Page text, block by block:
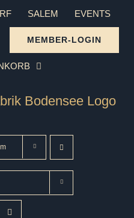
SALEM EVENTS
MEMBER-LOGIN